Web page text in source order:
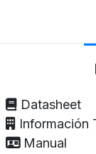
Datasheet
Información
Manual